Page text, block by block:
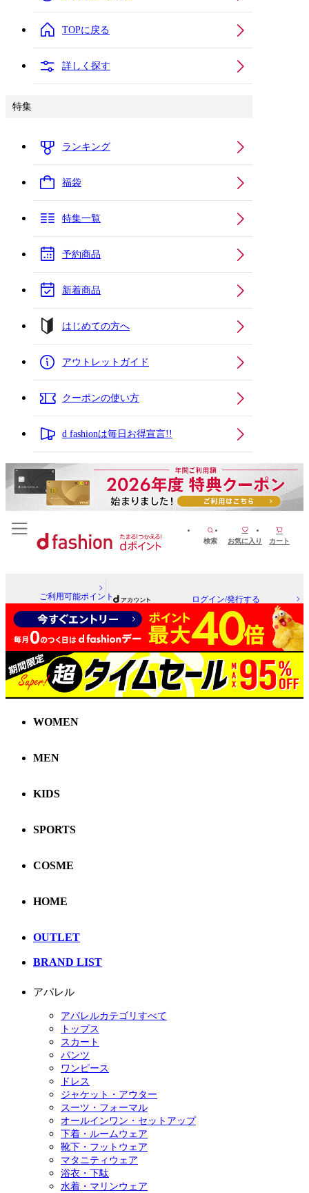
TOPに戻る
詳しく探す
特集
ランキング
福袋
特集一覧
予約商品
新着商品
はじめての方へ
アウトレットガイド
クーポンの使い方
d fashionは毎日お得宣言!!
検索 お気に入り カート
ご利用可能ポイント ログイン/発行する
WOMEN
MEN
KIDS
SPORTS
COSME
HOME
OUTLET
BRAND LIST
アパレル
アパレルカテゴリすべて
トップス
スカート
パンツ
ワンピース
ドレス
ジャケット・アウター
スーツ・フォーマル
オールインワン・セットアップ
下着・ルームウェア
靴下・フットウェア
マタニティウェア
浴衣・下駄
水着・マリンウェア